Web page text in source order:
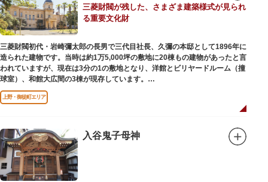
後は、オープンカフェでほっと一息つくのもおすすめです。
隅田川にかかる橋々も、それぞれ特徴的な形をしていて見応えは抜群。せっ
かくなら水上バスに乗船して、優雅に観察してみてはいかがでしょうか。
三菱財閥が残した、さまざま建築様式が見られ
る重要文化財
三菱財閥初代・岩崎彌太郎の長男で三代目社長、久彌の本邸として1896年に
造られた建物です。当時は約1万5,000坪の敷地に20棟もの建物があったと言
われていますが、現在は3分の1の敷地となり、洋館とビリヤードルーム（撞
球室）、和館大広間の3棟が現存しています。
【洋館】
鹿鳴館の建築家として知られるジョサイア・コンドルによって設計された西
ています。
【撞球室】
当時の日本では非常に珍しいスイスの山小屋風の撞球室（ビリヤード場）
で、洋館から地下道でつながっています。通常は非公開ですが、毎月15日
上野・御徒町エリア
入谷鬼子母神